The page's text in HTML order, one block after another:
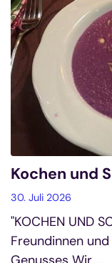
Kochen und
30. Juli 2026
"KOCHEN UND
Freundinnen